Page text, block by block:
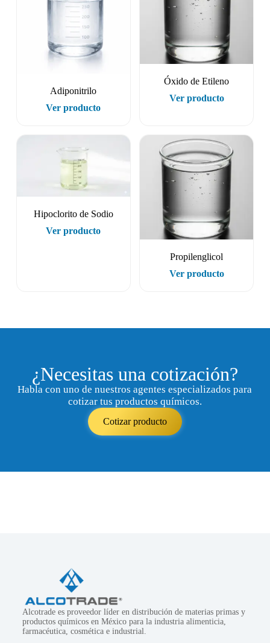
Adiponitrilo
Ver producto
Óxido de Etileno
Ver producto
Hipoclorito de Sodio
Ver producto
Propilenglicol
Ver producto
¿Necesitas una cotización?
Habla con uno de nuestros agentes especializados para
cotizar tus productos químicos.
Cotizar producto
Alcotrade es proveedor líder en distribución de materias primas y
productos químicos en México para la industria alimenticia,
farmacéutica, cosmética e industrial.